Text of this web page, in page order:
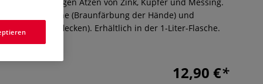
(Braunfärbung der Hände) und
Kleidung (Rostflecken). Erhältlich in der 1-Liter-Flasche.
12,90 €